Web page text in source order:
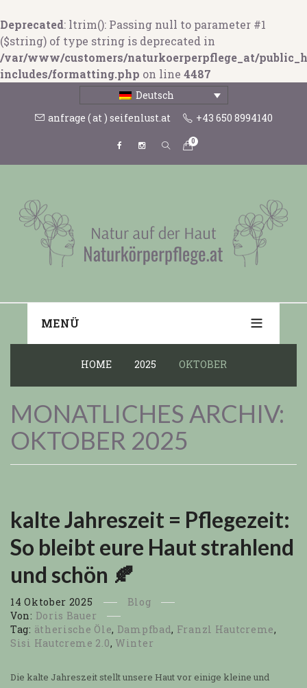
Deprecated: ltrim(): Passing null to parameter #1
($string) of type string is deprecated in
/var/www/customers/naturkoerperpflege_at/
includes/formatting.php on line 4487
Deutsch
anfrage ( at ) seifenlust.at
+43 650 8994140
0
MENÜ
HOME 2025 OKTOBER
MONATLICHES ARCHIV:
OKTOBER 2025
kalte Jahreszeit = Pflegezeit:
So bleibt eure Haut strahlend
und schön 🍂
14 Oktober 2025
Blog
Von: Doris Bauer
Tag: ätherische Öle, Dampfbad, Franzl Hautcreme,
Sisi Hautcreme 2.0, Winter
Die kalte Jahreszeit stellt unsere Haut vor einige kleine und